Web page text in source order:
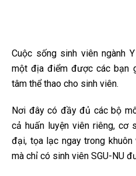
Cuộc sống sinh viên ngành
một địa điểm được các bạn
tâm thể thao cho sinh viên.
Nơi đây có đầy đủ các bộ
cả huấn luyện viên riêng, cơ
đại, tọa lạc ngay trong
mà chỉ có sinh viên SGU-NU